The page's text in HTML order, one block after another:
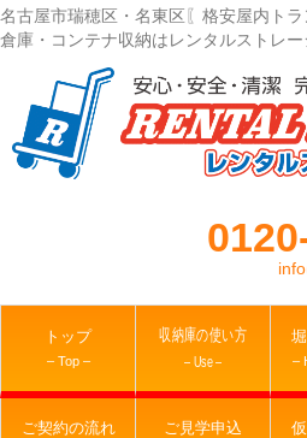
名古屋市瑞穂区・名東区〖格安屋内ト
倉庫・コンテナ収納はレンタルストレー
トップ
– Top –
収納庫の使い方
– Use – –
ご契約の流れ ご見学申込